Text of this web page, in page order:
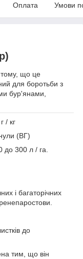
Оплата Умови
тому, що це
для боротьби з
бур'янами,
/ кг
(ВГ)
до 300 л / га.
і багаторічних
до
тим, що він